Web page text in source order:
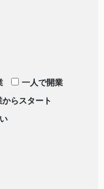
一人で開業
からスタート